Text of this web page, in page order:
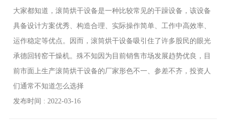
大家都知道，滚筒烘干设备是一种比较常见的干躁设备，该设备
具备设计方案优秀、构造合理、实际操作简单、工作中高效率、
运作稳定等优点。因而，滚筒烘干设备吸引住了许多股民的眼光
承德回转窑干燥机。殊不知因为目前销售市场发展趋势优良，目
前市面上生产滚筒烘干设备的厂家形色不一、参差不齐，投资人
们通常不知道怎么选择
发布时间 : 2022-03-16